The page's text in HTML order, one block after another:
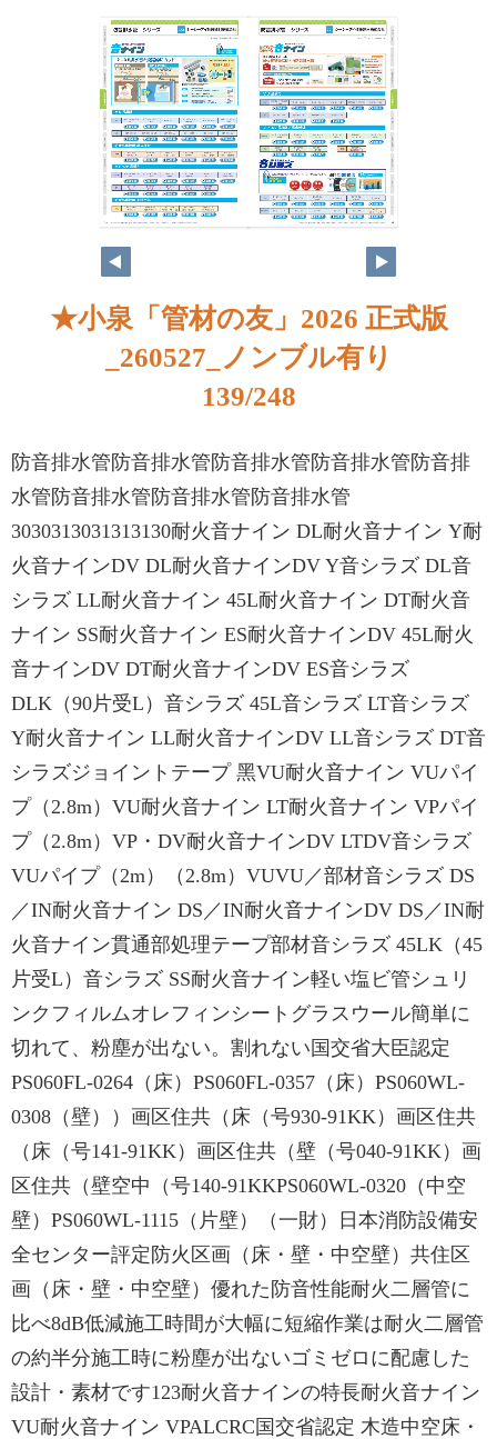
★小泉「管材の友」2026 正式版
_260527_ノンブル有り
139/248
防音排水管防音排水管防音排水管防音排水管防音排
水管防音排水管防音排水管防音排水管
3030313031313130耐⽕⾳ナイン DL耐⽕⾳ナイン Y耐
⽕⾳ナインDV DL耐⽕⾳ナインDV Y⾳シラズ DL⾳
シラズ LL耐⽕⾳ナイン 45L耐⽕⾳ナイン DT耐⽕⾳
ナイン SS耐⽕⾳ナイン ES耐⽕⾳ナインDV 45L耐⽕
⾳ナインDV DT耐⽕⾳ナインDV ES⾳シラズ
DLK（90⽚受L）⾳シラズ 45L⾳シラズ LT⾳シラズ
Y耐⽕⾳ナイン LL耐⽕⾳ナインDV LL⾳シラズ DT⾳
シラズジョイントテープ ⿊VU耐⽕⾳ナイン VUパイ
プ（2.8m）VU耐⽕⾳ナイン LT耐⽕⾳ナイン VPパイ
プ（2.8m）VP・DV耐⽕⾳ナインDV LTDV⾳シラズ
VUパイプ（2m）（2.8m）VUVU／部材⾳シラズ DS
／IN耐⽕⾳ナイン DS／IN耐⽕⾳ナインDV DS／IN耐
⽕⾳ナイン貫通部処理テープ部材⾳シラズ 45LK（45
⽚受L）⾳シラズ SS耐火音ナイン軽い塩ビ管シュリ
ンクフィルムオレフィンシートグラスウール簡単に
切れて、粉塵が出ない。割れない国交省大臣認定
PS060FL-0264（床）PS060FL-0357（床）PS060WL-
0308（壁））画区住共（床（号930-91KK）画区住共
（床（号141-91KK）画区住共（壁（号040-91KK）画
区住共（壁空中（号140-91KKPS060WL-0320（中空
壁）PS060WL-1115（片壁）（一財）日本消防設備安
全センター評定防火区画（床・壁・中空壁）共住区
画（床・壁・中空壁）優れた防音性能耐火二層管に
比べ8dB低減施工時間が大幅に短縮作業は耐火二層管
の約半分施工時に粉塵が出ないゴミゼロに配慮した
設計・素材です123耐火音ナインの特長耐火音ナイン
VU耐火音ナイン VPALCRC国交省認定 木造中空床・